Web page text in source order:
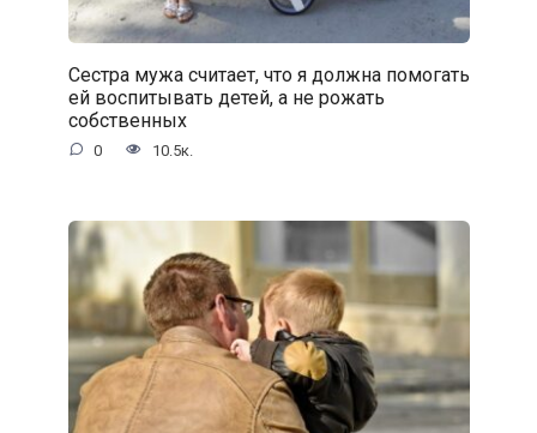
Сестра мужа считает, что я должна помогать
ей воспитывать детей, а не рожать
собственных
0 10.5к.